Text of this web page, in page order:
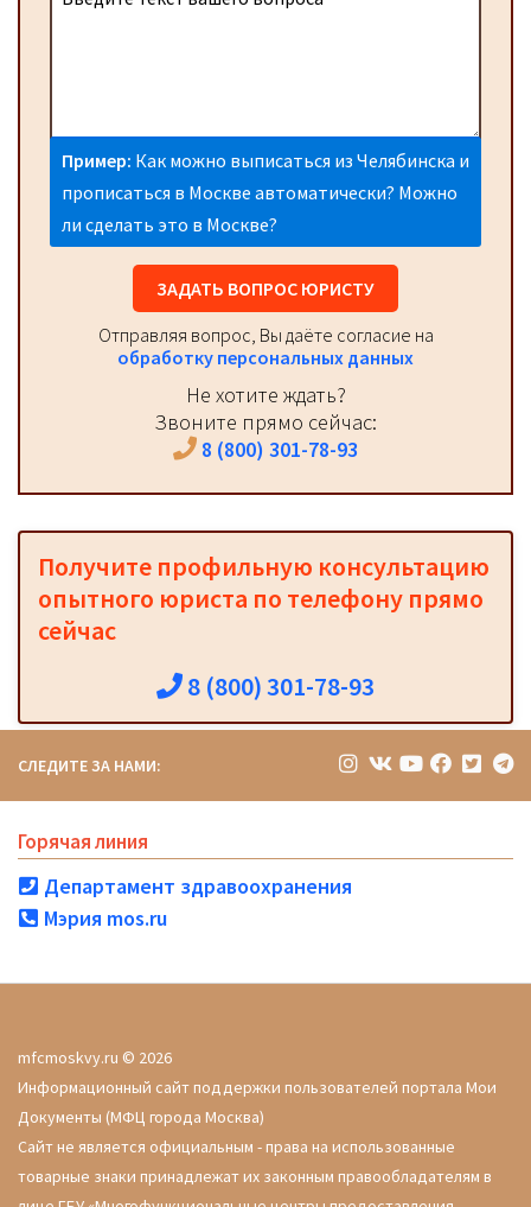
Пример: Как можно выписаться из Челябинска и
прописаться в Москве автоматически? Можно
ли сделать это в Москве?
ЗАДАТЬ ВОПРОС ЮРИСТУ
Отправляя вопрос, Вы даёте согласие на
обработку персональных данных
Не хотите ждать?
Звоните прямо сейчас:
8 (800) 301-78-93
Получите профильную консультацию
опытного юриста по телефону прямо
сейчас
8 (800) 301-78-93
СЛЕДИТЕ ЗА НАМИ:
Горячая линия
Департамент здравоохранения
Мэрия mos.ru
mfcmoskvy.ru © 2026
Информационный сайт поддержки пользователей портала Мои
Документы (МФЦ города Москва)
Сайт не является официальным - права на использованные
товарные знаки принадлежат их законным правообладателям в